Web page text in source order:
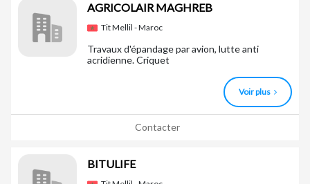
AGRICOLAIR MAGHREB
Tit Mellil - Maroc
Travaux d'épandage par avion, lutte anti
acridienne. Criquet
Voir plus
Contacter
BITULIFE